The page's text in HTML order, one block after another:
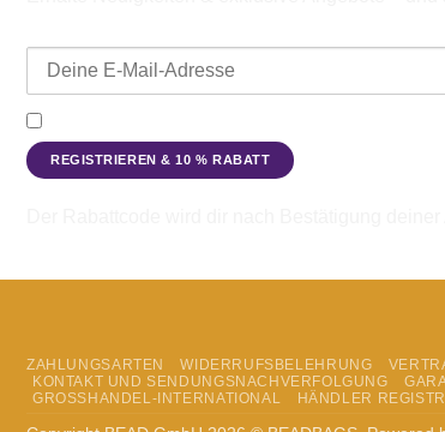
ZAHLUNGSARTEN WIDERRUFSBELEHRUNG
KONTAKT UND SENDUNGSNACHVERFOLGUNG
GROSSHANDEL-INTERNATIONAL
HÄNDLER